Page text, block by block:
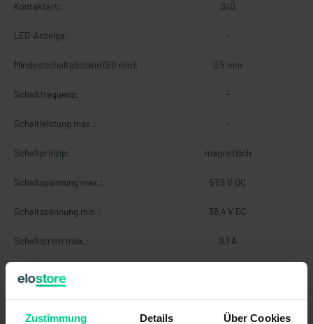
Zustimmung Details Über Cookies
Kontaktart: S/Ö
LED-Anzeige: -
Mindestschaltabstand (S0 min): 0,5 mm
Schaltfrequenz: -
Schaltleistung max.: -
Schaltprinzip: magnetisch
Schaltspannung max.: 57,6 V DC
Schaltspannung min.: 38,4 V DC
Schaltstrom max.: 0,1 A
Technologie: Reed